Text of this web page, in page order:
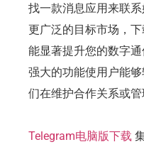
找一款消息应用来联
更广泛的目标市场，
能显著提升您的数字
强大的功能使用户能
们在维护合作关系或管
Telegram电脑版下载